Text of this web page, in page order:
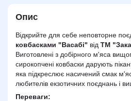
Опис
Відкрийте для себе неповторне
ковбасками "Васабі" від ТМ
Виготовлені з добірного м'яса
сирокопчені ковбаски дарують
яка підкреслює насичений смак
любителів екзотичних поєднань і
Переваги: